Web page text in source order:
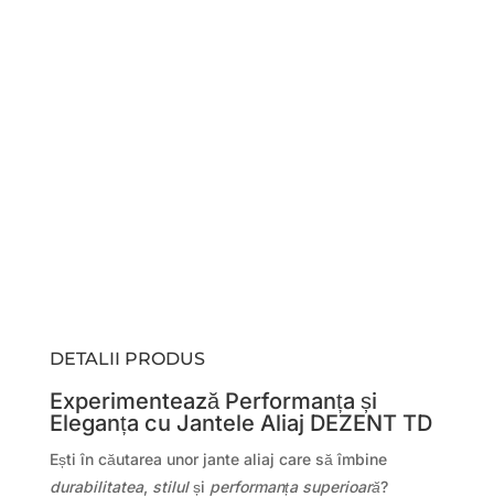
DETALII PRODUS
Experimentează Performanța și
Eleganța cu Jantele Aliaj DEZENT TD
Ești în căutarea unor jante aliaj care să îmbine
durabilitatea, stilulși performanța superioară?